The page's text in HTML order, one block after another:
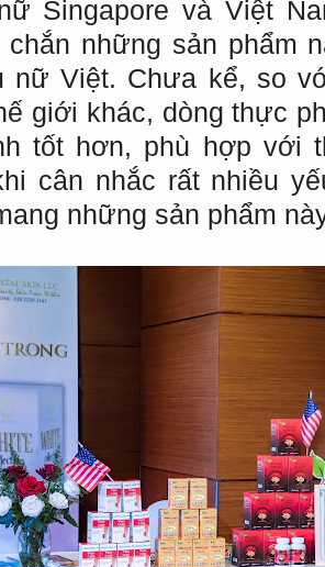
Singapore và Việt
chắn những sản phẩm
nữ Việt. Chưa kể, so
giới khác, dòng thực
tốt hơn, phù hợp với
cân nhắc rất nhiều
những sản phẩm